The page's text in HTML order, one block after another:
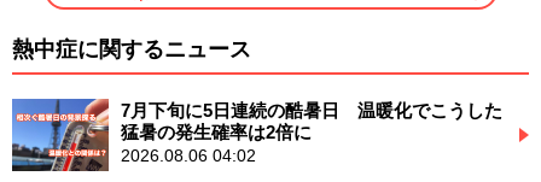
熱中症に関するニュース
7月下旬に5日連続の酷暑日 温暖化でこうした
猛暑の発生確率は2倍に
2026.08.06 04:02